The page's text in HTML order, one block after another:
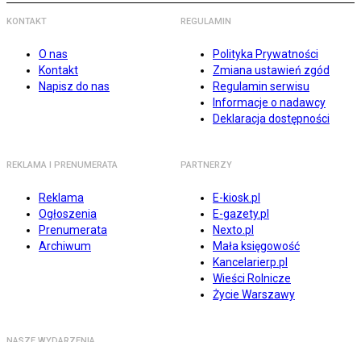
KONTAKT
O nas
Kontakt
Napisz do nas
REGULAMIN
Polityka Prywatności
Zmiana ustawień zgód
Regulamin serwisu
Informacje o nadawcy
Deklaracja dostępności
REKLAMA I PRENUMERATA
Reklama
Ogłoszenia
Prenumerata
Archiwum
PARTNERZY
E-kiosk.pl
E-gazety.pl
Nexto.pl
Mała księgowość
Kancelarierp.pl
Wieści Rolnicze
Życie Warszawy